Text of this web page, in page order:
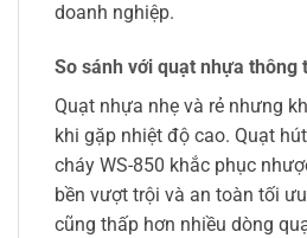
doanh nghiệp.
So sánh với quạt nhựa thông
Quạt nhựa nhẹ và rẻ nhưng
khi gặp nhiệt độ cao. Quạt
cháy WS-850 khắc phục
bền vượt trội và an toàn tối
cũng thấp hơn nhiều dòng